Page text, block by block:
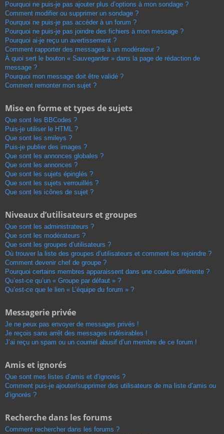
Pourquoi ne puis-je pas ajouter plus d’options à mon sondage ?
Comment modifier ou supprimer un sondage ?
Pourquoi ne puis-je pas accéder à un forum ?
Pourquoi ne puis-je pas joindre des fichiers à mon message ?
Pourquoi ai-je reçu un avertissement ?
Comment rapporter des messages à un modérateur ?
À quoi sert le bouton « Sauvegarder » dans la page de rédaction de
message ?
Pourquoi mon message doit être validé ?
Comment remonter mon sujet ?
Mise en forme et types de sujets
Que sont les BBCodes ?
Puis-je utiliser le HTML ?
Que sont les smileys ?
Puis-je publier des images ?
Que sont les annonces globales ?
Que sont les annonces ?
Que sont les sujets épinglés ?
Que sont les sujets verrouillés ?
Que sont les icônes de sujet ?
Niveaux d’utilisateurs et groupes
Que sont les administrateurs ?
Que sont les modérateurs ?
Que sont les groupes d’utilisateurs ?
Où trouver la liste des groupes d’utilisateurs et comment les rejoindre ?
Comment devenir chef de groupe ?
Pourquoi certains membres apparaissent dans une couleur différente ?
Qu’est-ce qu’un « Groupe par défaut » ?
Qu’est-ce que le lien « L’équipe du forum » ?
Messagerie privée
Je ne peux pas envoyer de messages privés !
Je reçois sans arrêt des messages indésirables !
J’ai reçu un spam ou un courriel abusif d’un membre de ce forum !
Amis et ignorés
Que sont mes listes d’amis et d’ignorés ?
Comment puis-je ajouter/supprimer des utilisateurs de ma liste d’amis ou
d’ignorés ?
Recherche dans les forums
Comment rechercher dans les forums ?